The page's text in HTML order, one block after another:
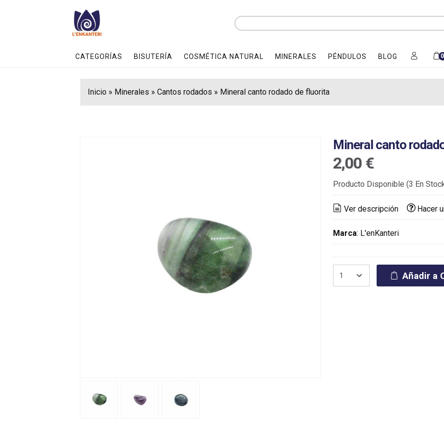
CATEGORÍAS BISUTERÍA COSMÉTICA NATURAL MINERALES PÉNDULOS BLOG 0
Inicio» Minerales » Cantos rodados » Mineral canto rodado de fluorita
Mineral canto
2,00 €
Producto Disponible (3 En
Ver descripción Hacer
Marca: L'enKanteri
Añadir a